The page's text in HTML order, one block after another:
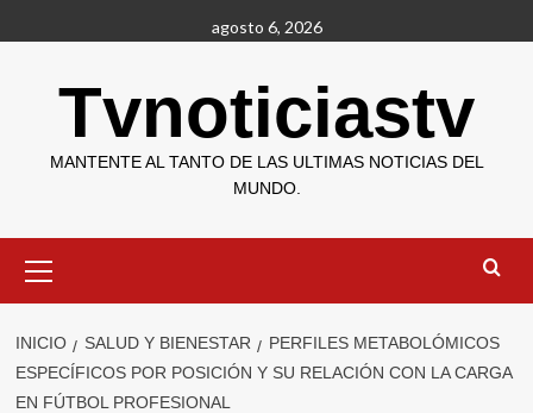
al
agosto 6, 2026
Tvnoticiastv
MANTENTE AL TANTO DE LAS ULTIMAS NOTICIAS DEL
MUNDO.
primario
INICIO SALUD Y BIENESTAR
PERFILES METABOLÓMICOS
ESPECÍFICOS POR POSICIÓN Y SU RELACIÓN CON LA CARGA
EN FÚTBOL PROFESIONAL